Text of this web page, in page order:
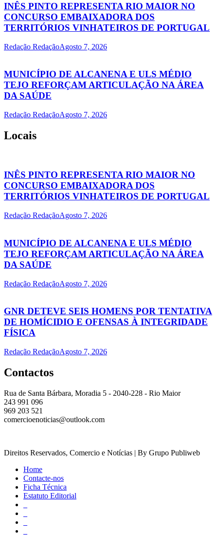
INÊS PINTO REPRESENTA RIO MAIOR NO
CONCURSO EMBAIXADORA DOS
TERRITÓRIOS VINHATEIROS DE PORTUGAL
Redação RedaçãoAgosto 7, 2026
MUNICÍPIO DE ALCANENA E ULS MÉDIO
TEJO REFORÇAM ARTICULAÇÃO NA ÁREA
DA SAÚDE
Redação RedaçãoAgosto 7, 2026
Locais
INÊS PINTO REPRESENTA RIO MAIOR NO
CONCURSO EMBAIXADORA DOS
TERRITÓRIOS VINHATEIROS DE PORTUGAL
Redação RedaçãoAgosto 7, 2026
MUNICÍPIO DE ALCANENA E ULS MÉDIO
TEJO REFORÇAM ARTICULAÇÃO NA ÁREA
DA SAÚDE
Redação RedaçãoAgosto 7, 2026
GNR DETEVE SEIS HOMENS POR TENTATIVA
DE HOMÍCIDIO E OFENSAS À INTEGRIDADE
FÍSICA
Redação RedaçãoAgosto 7, 2026
Contactos
Rua de Santa Bárbara, Moradia 5 - 2040-228 - Rio Maior
243 991 096
969 203 521
comercioenoticias@outlook.com
Direitos Reservados, Comercio e Notícias | By Grupo Publiweb
Home
Contacte-nos
Ficha Técnica
Estatuto Editorial